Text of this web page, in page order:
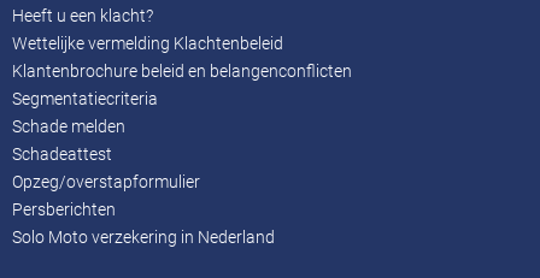
Heeft u een klacht?
Wettelijke vermelding Klachtenbeleid
Klantenbrochure beleid en belangenconflicten
Segmentatiecriteria
Schade melden
Schadeattest
Opzeg/overstapformulier
Persberichten
Solo Moto verzekering in Nederland